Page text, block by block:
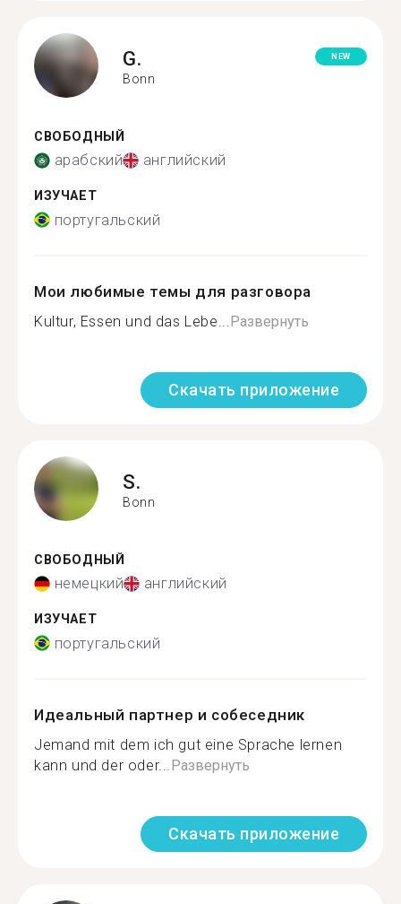
G.
Bonn
NEW
СВОБОДНЫЙ
арабский английский
ИЗУЧАЕТ
португальский
Мои любимые темы для разговора
Kultur, Essen und das Lebe... Развернуть
Скачать приложение
S.
Bonn
СВОБОДНЫЙ
немецкий английский
ИЗУЧАЕТ
португальский
Идеальный партнер и собеседник
Jemand mit dem ich gut eine Sprache lernen
kann und der oder... Развернуть
Скачать приложение